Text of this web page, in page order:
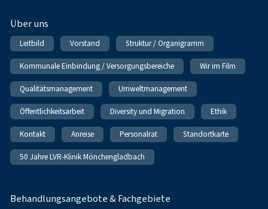
Über uns
Leitbild Vorstand Struktur / Organigramm
Kommunale Einbindung / Versorgungsbereiche Wir im Film
Qualitätsmanagement Umweltmanagement
Öffentlichkeitsarbeit Diversity und Migration Ethik
Kontakt Anreise Personalrat Standortkarte
50 Jahre LVR-Klinik Mönchengladbach
Behandlungsangebote & Fachgebiete